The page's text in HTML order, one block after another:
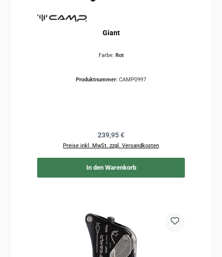
Giant
Farbe: Rot
Produktnummer: CAMP0997
Regulärer Preis:
239,95 €
Preise inkl. MwSt. zzgl. Versandkosten
In den Warenkorb